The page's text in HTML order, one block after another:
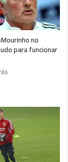
no
para funcionar